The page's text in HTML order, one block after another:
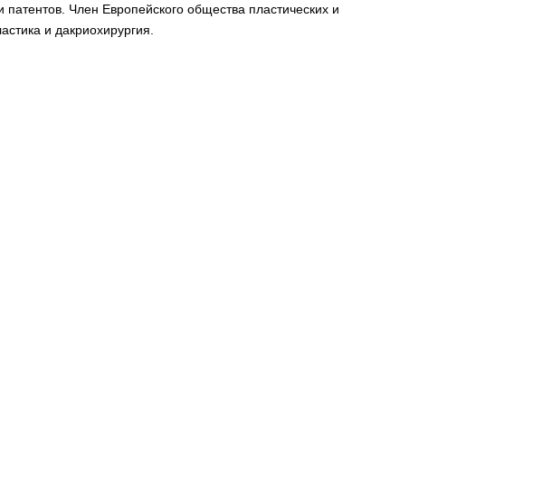
Член Европейского общества пластических и
и дакриохирургия.